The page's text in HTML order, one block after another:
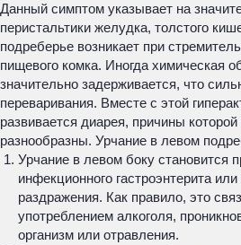
Данный симптом указывает на
перистальтики желудка, толстого
подреберье возникает при
пищевого комка. Иногда химическая
значительно задерживается, что
переваривания. Вместе с этой
развивается диарея, причины
разнообразны. Урчание в левом
Урчание в левом боку становится
инфекционного гастроэнтерита
раздражения. Как правило, это
употреблением алкоголя,
организм или отравления.